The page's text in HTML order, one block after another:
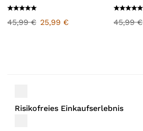
45,99€ 25,99 € 45,99€
Risikofreies Einkaufserlebnis